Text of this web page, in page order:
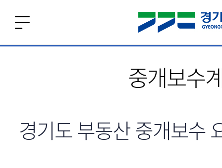
본문 바로가기
중개보수
경기도 부동산 중개보수